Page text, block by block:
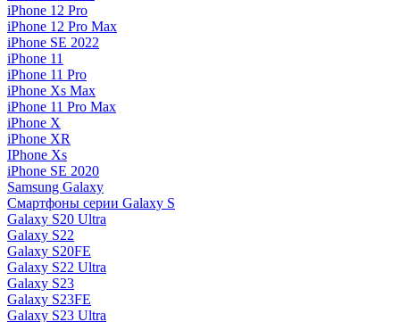
iPhone 12 Pro
iPhone 12 Pro Max
iPhone SE 2022
iPhone 11
iPhone 11 Pro
iPhone Xs Max
iPhone 11 Pro Max
iPhone X
iPhone XR
IPhone Xs
iPhone SE 2020
Samsung Galaxy
Смартфоны серии Galaxy S
Galaxy S20 Ultra
Galaxy S22
Galaxy S20FE
Galaxy S22 Ultra
Galaxy S23
Galaxy S23FE
Galaxy S23 Ultra